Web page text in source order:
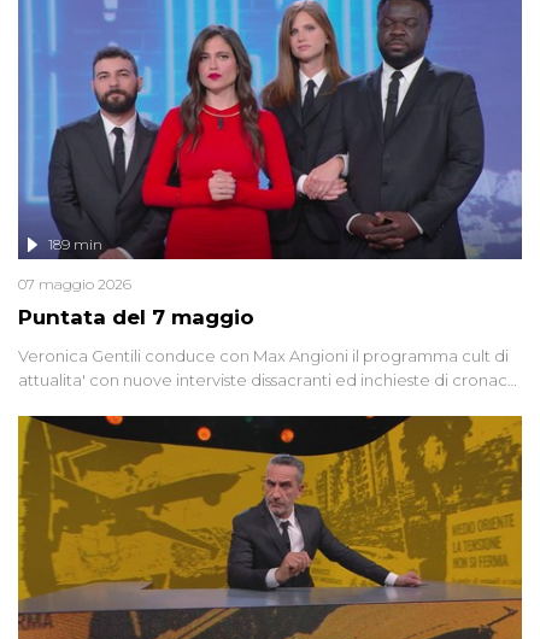
globali e del complottismo che negli ultimi anni hanno invaso
social network, talk show, piazze digitali e immaginario collettivo.
Puntata del 7 maggio
189 min
07 maggio 2026
Veronica Gentili conduce con Max Angioni il programma cult di
attualita' con nuove interviste dissacranti ed inchieste di cronaca